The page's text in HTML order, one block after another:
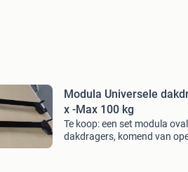
Modula Universele
x -Max 100 kg
Te koop: een set modula
dakdragers, komend van